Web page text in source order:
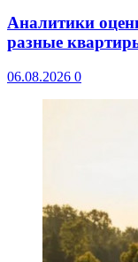
Аналитики
разные
06.08.2026 0